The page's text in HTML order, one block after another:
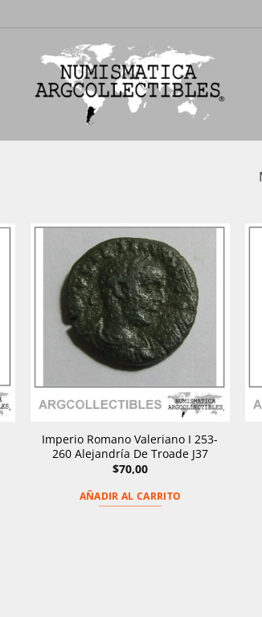
Imperio Romano Valeriano I 253-
260 Alejandría De Troade J37
$70,00
AÑADIR AL CARRITO